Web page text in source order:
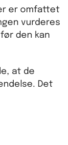
er omfattet
vurderes
den kan
at de
Det